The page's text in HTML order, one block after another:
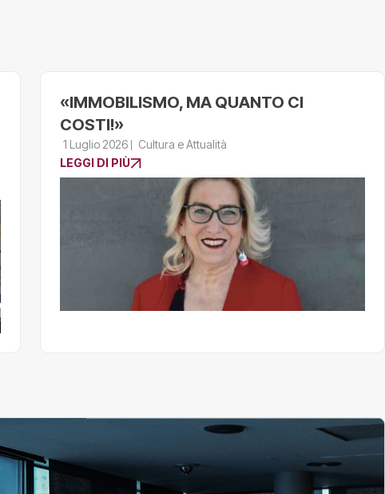
«IMMOBILISMO, MA QUANTO CI
COSTI!»
1 Luglio 2026
Cultura e Attualità
LEGGI DI PIÙ